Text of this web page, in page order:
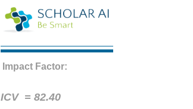
Impact Factor:
ICV =82.40